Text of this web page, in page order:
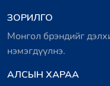
ЗОРИЛГО
Монгол брэндийг
нэмэгдүүлнэ.
АЛСЫН ХАРАА